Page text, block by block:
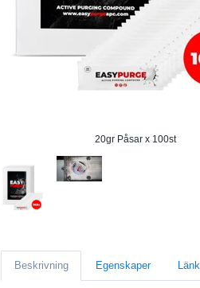
20gr Påsar x 100st
Beskrivning Egenskaper